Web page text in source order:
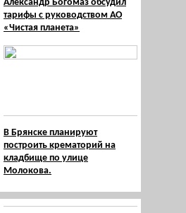
Александр Богомаз обсудил
тарифы с руководством АО
«Чистая планета»
В Брянске планируют
построить крематорий на
кладбище по улице
Молокова.